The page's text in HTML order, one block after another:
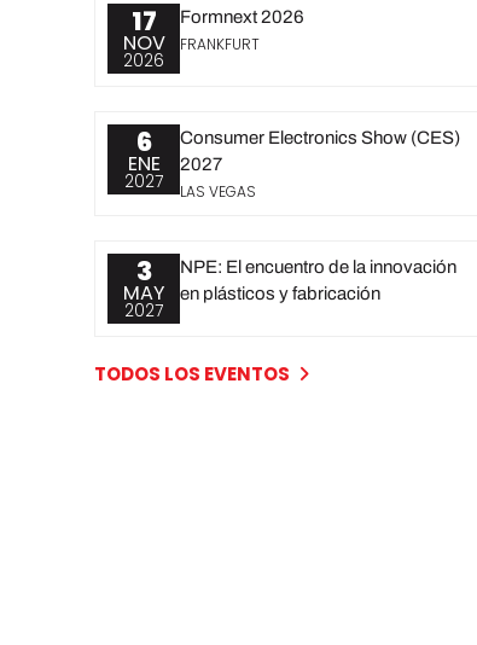
17
NOV
2026
Formnext 2026
FRANKFURT
6
ENE
2027
Consumer Electronics Show (CES)
2027
LAS VEGAS
3
MAY
2027
NPE: El encuentro de la innovación
en plásticos y fabricación
TODOS LOS EVENTOS